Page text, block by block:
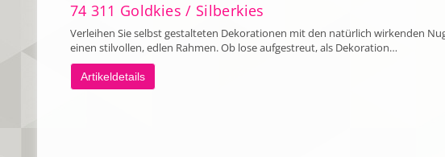
74 311 Goldkies / Silberkies
Verleihen Sie selbst gestalteten Dekorationen mit den natürlich wirkenden
einen stilvollen, edlen Rahmen. Ob lose aufgestreut, als Dekoration…
Artikeldetails